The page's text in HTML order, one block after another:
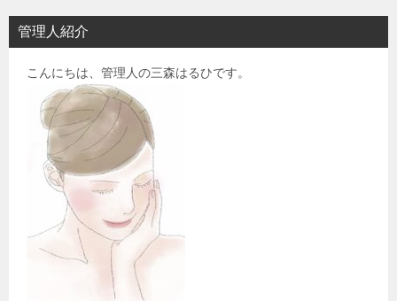
シ
管理人紹介
こんにちは、管理人の三森はるひです。